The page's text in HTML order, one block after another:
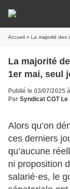
Accueil » La majorité des
La majorité
1er mai, seul
Publié le 03/07/2025
Par Syndicat CGT Le
Alors qu’on
ces derniers
qu’aucune
ni proposition
salarié·es, le